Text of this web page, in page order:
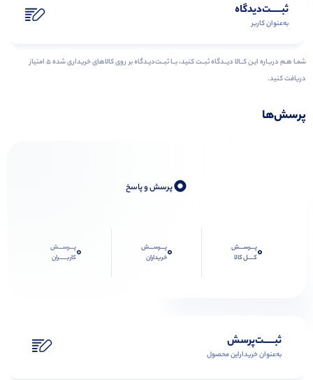
ثبـــــت‌دیدگاه
به‌عنوان کاربر
شمـا هـم دربـاره ایـن کــالا دیــدگاه ثبــت کنید، بــا ثبــت‌دیـدگاه بر روی کالاهای خریداری شده ۵ امتیاز
دریافت کنید.
پرسش‌ها
0پرسش و پاسخ
0پـــرســـش
کــــل کالا
0پـــرســـش
خریداران
0پـــرســـش
کاربـــــران
ثبـــــت‌پرسش
به‌عنوان ‌خریدار‌این‌ محصول